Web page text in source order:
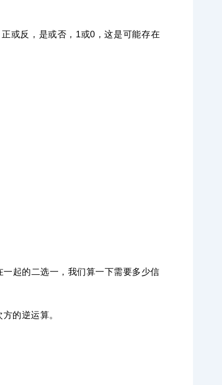
或反，是或否，1或0，这是可能存在
起的二选一，我们算一下需要多少信
的逆运算。